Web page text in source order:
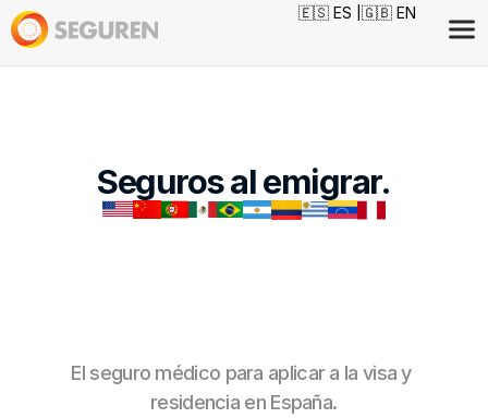
Seguros al emigrar.
El seguro médico para aplicar a la visa y
residencia en España.
🇪🇸 ES | 🇬🇧 EN